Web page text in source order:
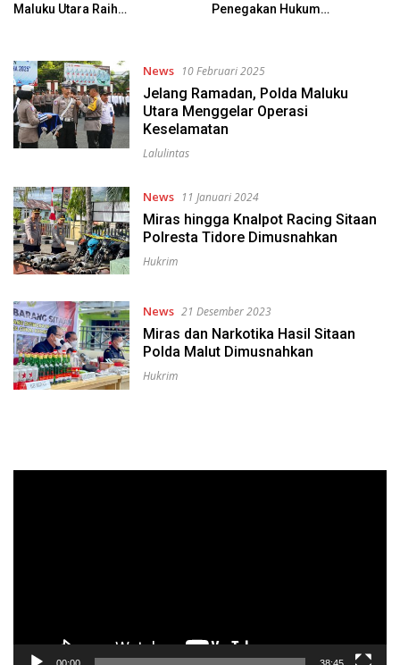
Maluku Utara Raih
Penegakan Hukum
News 10 Februari 2025
Jelang Ramadan, Polda Maluku
Utara Menggelar Operasi
Keselamatan
Lalulintas
News 11 Januari 2024
Miras hingga Knalpot Racing Sitaan
Polresta Tidore Dimusnahkan
Hukrim
News 21 Desember 2023
Miras dan Narkotika Hasil Sitaan
Polda Malut Dimusnahkan
Hukrim